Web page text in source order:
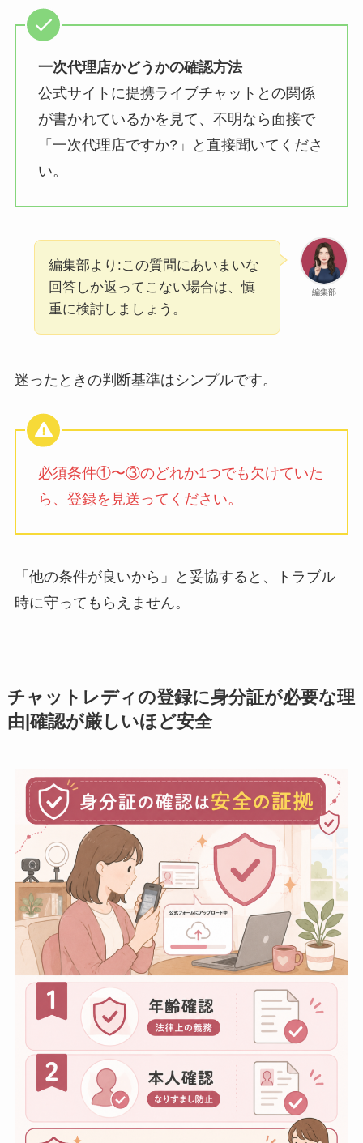
一次代理店かどうかの確認方法
公式サイトに提携ライブチャットとの関係
が書かれているかを見て、不明なら面接で
「一次代理店ですか?」と直接聞いてくださ
い。
編集部
編集部より:この質問にあいまいな
回答しか返ってこない場合は、慎
重に検討しましょう。
迷ったときの判断基準はシンプルです。
必須条件①〜③のどれか1つでも欠けていた
ら、登録を見送ってください。
「他の条件が良いから」と妥協すると、トラブル
時に守ってもらえません。
チャットレディの登録に身分証が必要な理
由|確認が厳しいほど安全